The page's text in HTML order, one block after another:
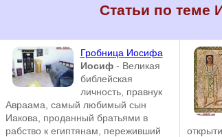
Статьи по теме
Гробница Иосифа
Иосиф- Великая
библейская
личность, правнук
Авраама, самый любимый сын
Иакова, проданный братьями в
рабство к египтянам, переживший